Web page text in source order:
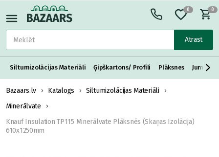
Atrast
0 0
Siltumizolācijas Materiāli Ģipškartons/ Profili Plāksnes Jumta
Bazaars.lv Katalogs
Siltumizolācijas Materiāli
Minerālvate
Knauf Insulation TP115 Minerālvate Plāksnēs (Skaņas Izolācija)
610x1250mm